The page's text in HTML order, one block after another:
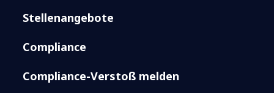
Stellenangebote
Compliance
Compliance-Verstoß melden